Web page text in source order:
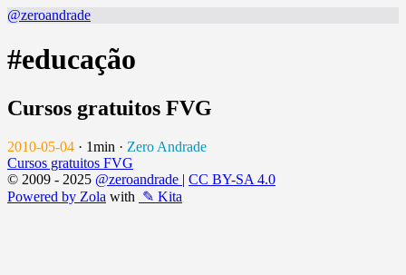
@zeroandrade
#educação
Cursos gratuitos FVG
2010-05-04 · 1min · Zero Andrade
Cursos gratuitos FVG
© 2009 - 2025 @zeroandrade | CC BY-SA 4.0
Powered by Zola with ✎ Kita